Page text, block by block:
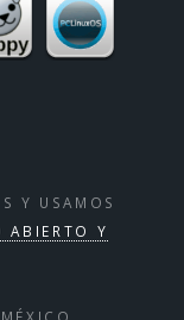
Y USAMOS
ABIERTO Y